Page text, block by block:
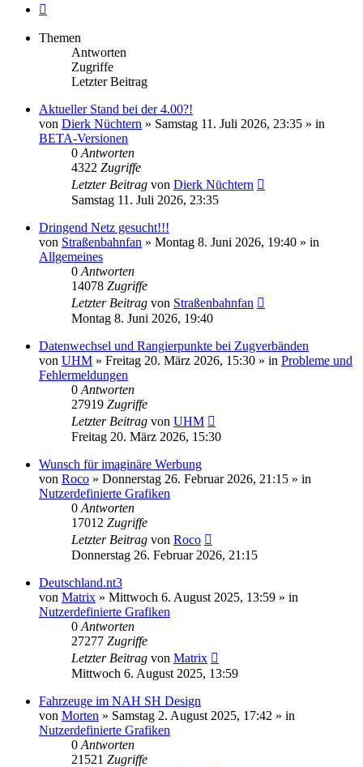
Themen
Antworten
Zugriffe
Letzter Beitrag
Aktueller Stand bei der 4.00?!
von Dierk Nüchtern » Samstag 11. Juli 2026, 23:35 » in
BETA-Versionen
0 Antworten
4322 Zugriffe
Letzter Beitrag von Dierk Nüchtern
Samstag 11. Juli 2026, 23:35
Dringend Netz gesucht!!!
von Straßenbahnfan » Montag 8. Juni 2026, 19:40 » in
Allgemeines
0 Antworten
14078 Zugriffe
Letzter Beitrag von Straßenbahnfan
Montag 8. Juni 2026, 19:40
Datenwechsel und Rangierpunkte bei Zugverbänden
von UHM » Freitag 20. März 2026, 15:30 » in Probleme und
Fehlermeldungen
0 Antworten
27919 Zugriffe
Letzter Beitrag von UHM
Freitag 20. März 2026, 15:30
Wunsch für imaginäre Werbung
von Roco » Donnerstag 26. Februar 2026, 21:15 » in
Nutzerdefinierte Grafiken
0 Antworten
17012 Zugriffe
Letzter Beitrag von Roco
Donnerstag 26. Februar 2026, 21:15
Deutschland.nt3
von Matrix » Mittwoch 6. August 2025, 13:59 » in
Nutzerdefinierte Grafiken
0 Antworten
27277 Zugriffe
Letzter Beitrag von Matrix
Mittwoch 6. August 2025, 13:59
Fahrzeuge im NAH SH Design
von Morten » Samstag 2. August 2025, 17:42 » in
Nutzerdefinierte Grafiken
0 Antworten
21521 Zugriffe